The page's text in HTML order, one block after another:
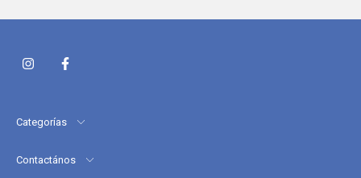
Categorías
Contactános